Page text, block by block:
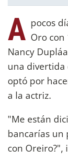
A pocos
Oro
Nancy
una divertida
optó por
a la actriz.
"Me están
bancarías un
con Oreiro?",